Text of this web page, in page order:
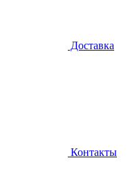
Доставка
Контакты